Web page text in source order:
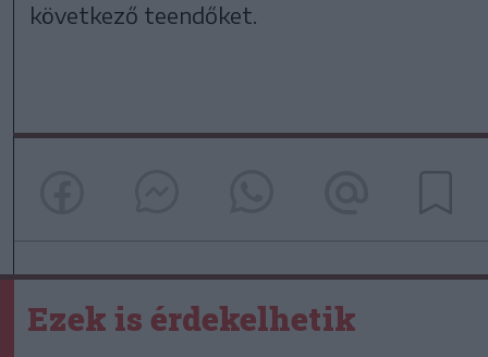
következő teendőket.
Ezek is érdekelhetik